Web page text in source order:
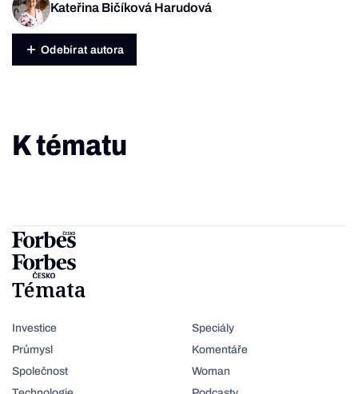
Kateřina Bičíková Harudová
Odebírat autora
K tématu
Témata
Investice
Průmysl
Společnost
Speciály
Komentáře
Woman